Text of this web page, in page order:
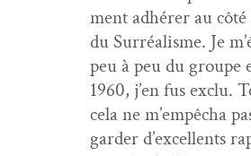
ment adhér­er au côté
du Sur­réal­isme. Je
peu à peu du groupe
1960, j’en fus exclu.
cela ne m’empêcha
garder d’ex­cel­lents